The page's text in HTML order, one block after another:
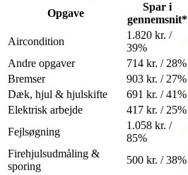
Opgave
Spar i
gennemsnit*
Aircondition
1.820 kr. /
39%
Andre opgaver 714 kr. / 28%
Bremser 903 kr. / 27%
Dæk, hjul & hjulskifte 691 kr. / 41%
Elektrisk arbejde 417 kr. / 25%
Fejlsøgning
1.058 kr. /
85%
Firehjulsudmåling &
sporing
500 kr. / 38%